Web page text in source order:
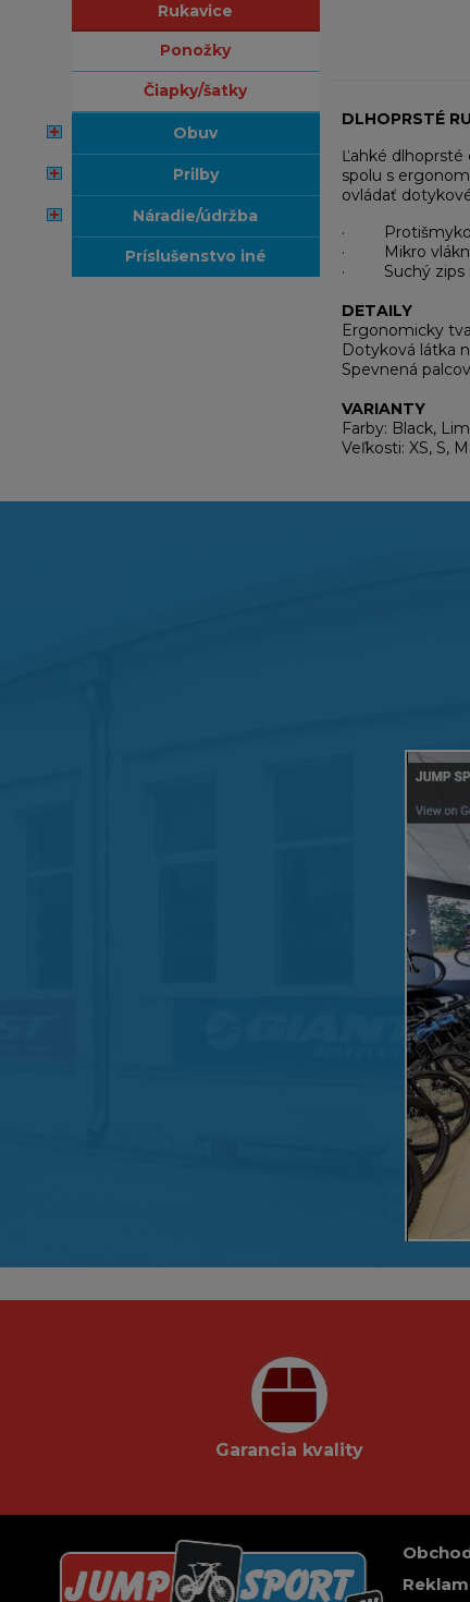
rukavice
ponožky
čiapky/šatky
obuv
prilby
náradie/údržba
príslušenstvo iné
DLHOPRSTÉ
Ľahké dlhoprsté
spolu s
ovládať
·
· Mikro
· Suchý zips
DETAILY
Ergonomicky
Dotyková látka
Spevnená
VARIANTY
Farby: Black,
Veľkosti: XS, S,
Garancia kvality